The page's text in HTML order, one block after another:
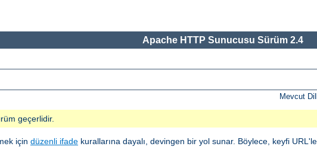
Apache HTTP Sunucusu Sürüm 2.4
Mevcut
geçerlidir.
için düzenli ifade kurallarına dayalı, devingen bir yol sunar. Böylece, keyfi